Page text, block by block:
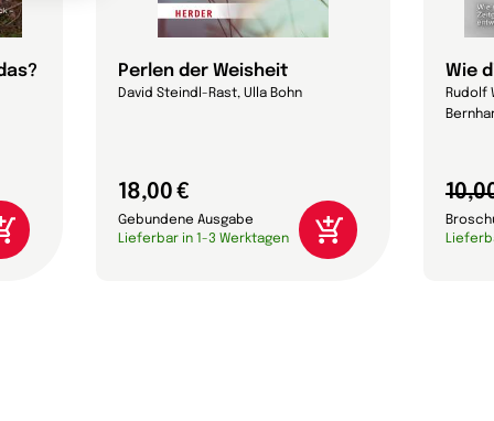
Perlen der Weisheit
David Steindl-Rast, Ulla Bohn
18,00 €
Gebundene Ausgabe
Lieferbar in 1-3 Werktagen
Wie
Rudolf